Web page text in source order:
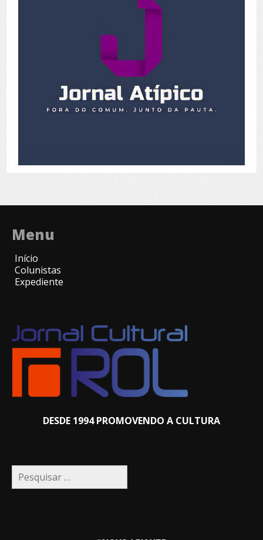
Menu
Início
Colunistas
Expediente
DESDE 1994 PROMOVENDO A CULTURA
Pesquisar
por: